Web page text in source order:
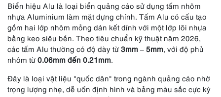
Biển hiệu Alu là loại biển quảng cáo sử dụng tấm nhôm
nhựa Aluminium làm mặt dựng chính. Tấm Alu có cấu tạo
gồm hai lớp nhôm mỏng dán kết dính với một lớp lõi nhựa
bằng keo siêu bền. Theo tiêu chuẩn kỹ thuật năm 2026,
các tấm Alu thường có độ dày từ 3mm – 5mm, với độ phủ
nhôm từ 0.06mm đến 0.21mm.
Đây là loại vật liệu "quốc dân" trong ngành quảng cáo nhờ
trọng lượng nhẹ, dễ uốn định hình và bảng màu sắc cực kỳ